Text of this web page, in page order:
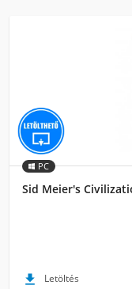
PC
Sid Meier's
 Letöltés